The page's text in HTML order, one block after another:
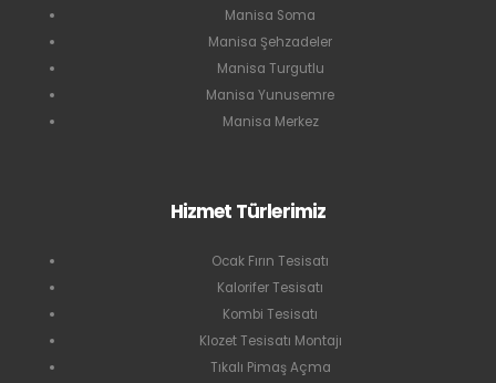
Manisa Soma
Manisa Şehzadeler
Manisa Turgutlu
Manisa Yunusemre
Manisa Merkez
Hizmet Türlerimiz
Ocak Fırın Tesisatı
Kalorifer Tesisatı
Kombi Tesisatı
Klozet Tesisatı Montajı
Tıkalı Pimaş Açma